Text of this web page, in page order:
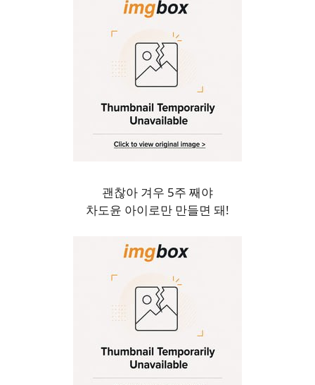
괜찮아 겨우 5주 째야
차도윤 아이로만 만들면 돼!